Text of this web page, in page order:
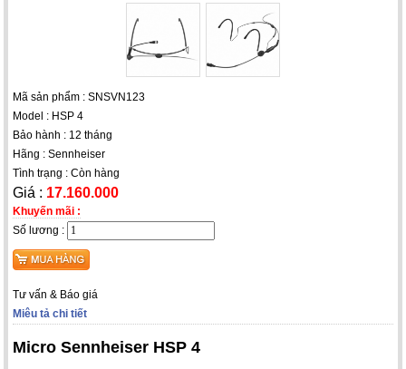
Mã sản phẩm : SNSVN123
Model : HSP 4
Bảo hành : 12 tháng
Hãng : Sennheiser
Tình trạng : Còn hàng
Giá : 17.160.000
Khuyến mãi :
Số lương :
Tư vấn & Báo giá
Miêu tả chi tiết
Micro Sennheiser HSP 4